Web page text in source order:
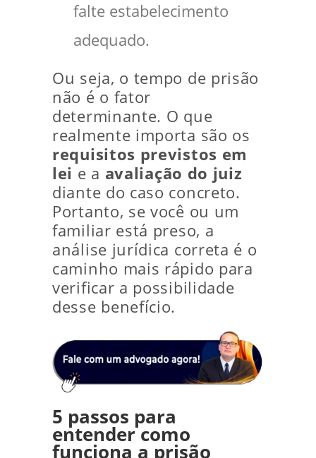
falte estabelecimento
adequado.
Ou seja, o tempo de prisão
não é o fator
determinante. O que
realmente importa são os
requisitos previstos em
lei e a avaliação do juiz
diante do caso concreto.
Portanto, se você ou um
familiar está preso, a
análise jurídica correta é o
caminho mais rápido para
verificar a possibilidade
desse benefício.
5 passos para
entender como
funciona a prisão